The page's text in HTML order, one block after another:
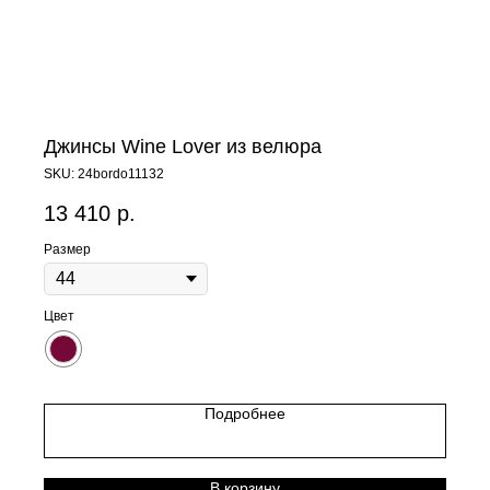
Джинсы Wine Lover из велюра
SKU: 24bordo11132
13 410 р.
Размер
Цвет
Подробнее